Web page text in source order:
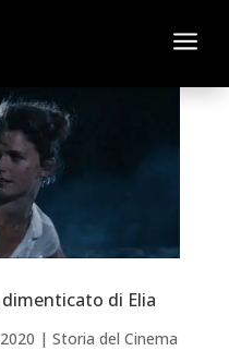
a
di Elia
| Storia del Cinema